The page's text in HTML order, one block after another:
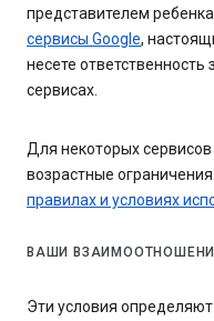
представителем
сервисы Google,
несете
сервисах.
Для некоторых
возрастные
правилах и условиях
ВАШИ
Эти условия